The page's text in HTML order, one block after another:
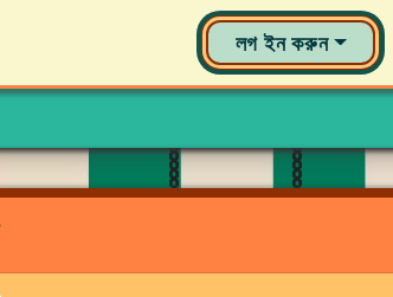
লগ ইন করুন